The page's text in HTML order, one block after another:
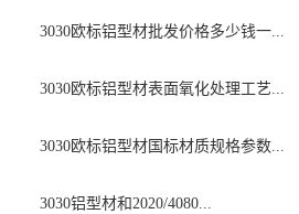
3030欧标铝型材批发价格多少钱一...
3030欧标铝型材表面氧化处理工艺...
3030欧标铝型材国标材质规格参数...
3030铝型材和2020/4080...